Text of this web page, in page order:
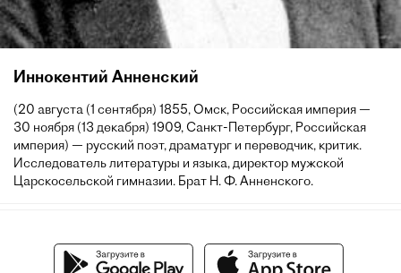
Иннокентий Анненский
(20 августа (1 сентября) 1855, Омск, Российская империя —
30 ноября (13 декабря) 1909, Санкт-Петербург, Российская
империя) — русский поэт, драматург и переводчик, критик.
Исследователь литературы и языка, директор мужской
Царскосельской гимназии. Брат Н. Ф. Анненского.